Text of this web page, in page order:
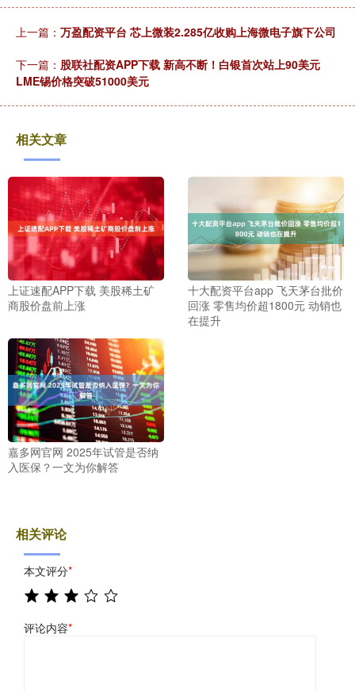
上一篇： 万盈配资平台 芯上微装2.285亿收购上海微电子旗下公司
下一篇： 股联社配资APP下载 新高不断！白银首次站上90美元
LME锡价格突破51000美元
相关文章
上证速配APP下载 美股稀土矿
商股价盘前上涨
十大配资平台app 飞天茅台批价
回涨 零售均价超1800元 动销也
在提升
嘉多网官网 2025年试管是否纳
入医保？一文为你解答
相关评论
本文评分*
评论内容*